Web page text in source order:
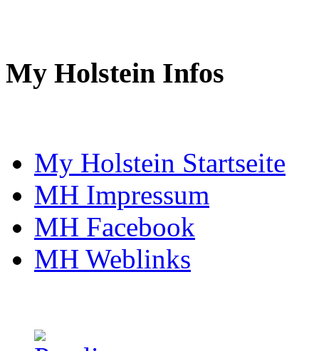
My Holstein Infos
My Holstein Startseite
MH Impressum
MH Facebook
MH Weblinks